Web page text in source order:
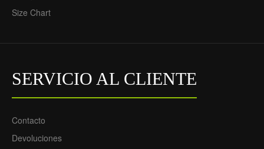
Size Chart
SERVICIO AL CLIENTE
Contacto
Devoluciones